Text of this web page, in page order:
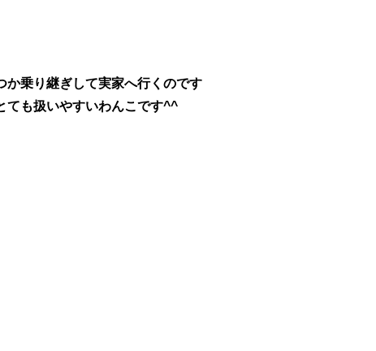
か乗り継ぎして実家へ行くのです
ても扱いやすいわんこです^^